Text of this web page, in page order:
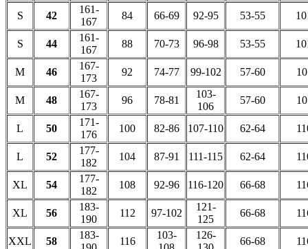
S 42
161-
167
84 66-69 92-95 53-55
S 44
161-
167
88 70-73 96-98 53-55
M 46
167-
173
92 74-77 99-102 57-60
M 48
167-
173
96 78-81
103-
106
57-60
L 50
171-
176
100 82-86 107-110 62-64
L 52
177-
182
104 87-91 111-115 62-64
XL 54
177-
182
108 92-96 116-120 66-68
XL 56
183-
190
112 97-102
121-
125
66-68
XXL 58
183-
116
103-
126-
66-68